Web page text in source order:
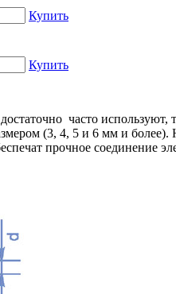
Купить
Купить
часто
(3, 4, 5 и 6 мм и
прочное соединение